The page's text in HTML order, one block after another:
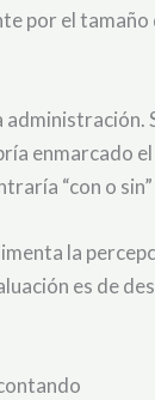
por el
enmarcado
“con o
la
es de